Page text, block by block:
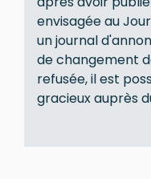
envisagée au
un journal
de changement
refusée, il est
gracieux auprès